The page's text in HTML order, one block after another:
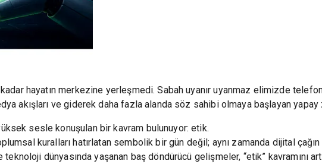
hayatın merkezine yerleşmedi. Sabah uyanır uyanmaz elimizde
akışları ve giderek daha fazla alanda söz sahibi olmaya başlayan
sesle konuşulan bir kavram bulunuyor: etik.
kuralları hatırlatan sembolik bir gün değil; aynı zamanda dijital
dünyasında yaşanan baş döndürücü gelişmeler, “etik” kavramını